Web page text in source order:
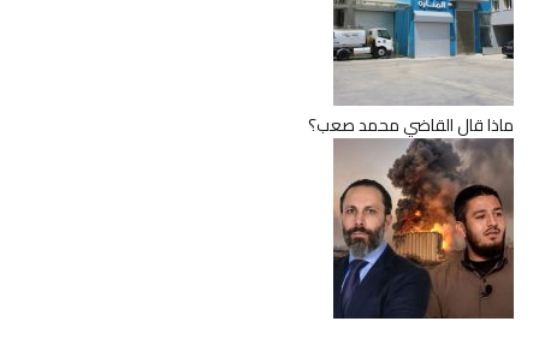
ماذا قال القاضي محمد صعب؟